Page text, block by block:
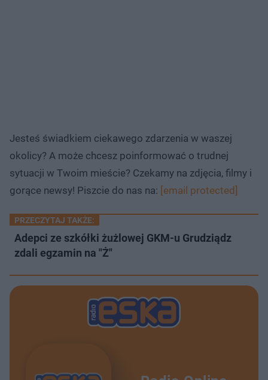
Jesteś świadkiem ciekawego zdarzenia w waszej
okolicy? A może chcesz poinformować o trudnej
sytuacji w Twoim mieście? Czekamy na zdjęcia, filmy i
gorące newsy! Piszcie do nas na: [email protected]
PRZECZYTAJ TAKŻE:
Adepci ze szkółki żużlowej GKM-u Grudziądz
zdali egzamin na "Ż"